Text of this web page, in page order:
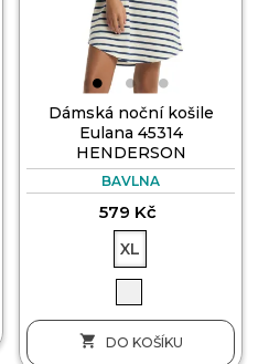
Dámská noční košile
Eulana 45314
HENDERSON
BAVLNA
579 Kč
XL
 DO KOŠÍKU